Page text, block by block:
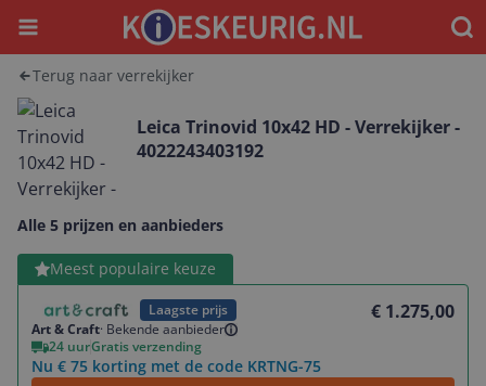
Menu
Terug naar verrekijker
Leica Trinovid 10x42 HD - Verrekijker -
4022243403192
Alle 5 prijzen en aanbieders
Meest populaire keuze
Laagste prijs
Art & Craft· Bekende aanbieder
€ 1.275,00
24 uurGratis verzending
Nu € 75 korting met de code KRTNG-75
Bekijk product